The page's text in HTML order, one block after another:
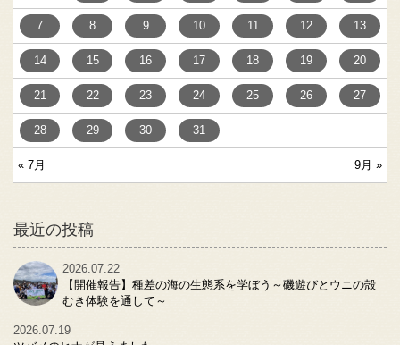
« 7月 9月 »
7 8 9 10 11 12 13
14 15 16 17 18 19 20
21 22 23 24 25 26 27
28 29 30 31
最近の投稿
2026.07.22
【開催報告】種差の海の生態系を学ぼう～磯遊びとウニの殻
むき体験を通して～
2026.07.19